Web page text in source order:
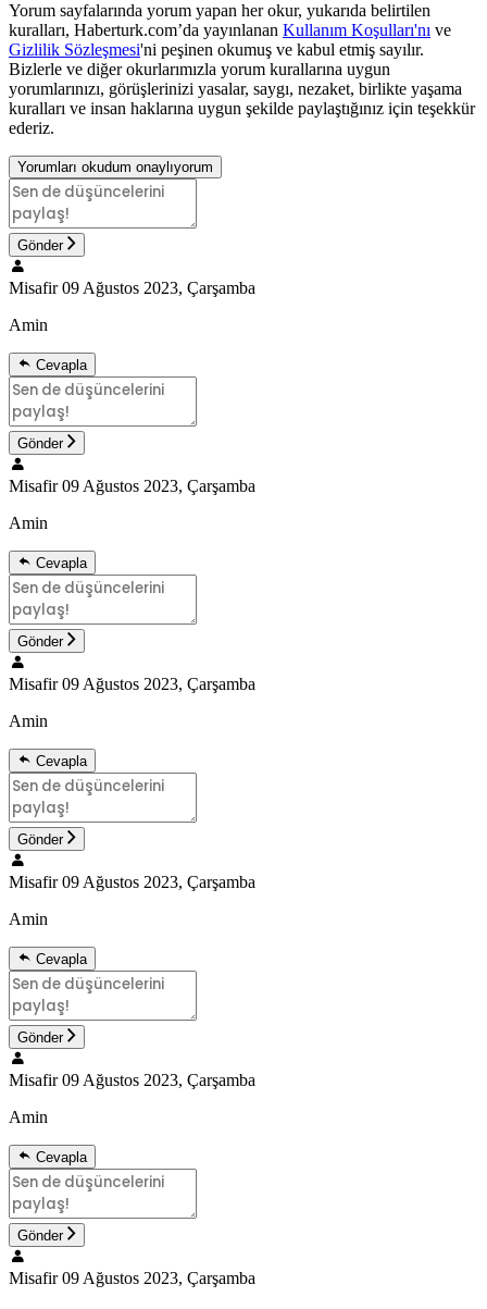
Yorum sayfalarında yorum yapan her okur, yukarıda belirtilen
kuralları, Haberturk.com’da yayınlanan Kullanım Koşulları'nı ve
Gizlilik Sözleşmesi'ni peşinen okumuş ve kabul etmiş sayılır.
Bizlerle ve diğer okurlarımızla yorum kurallarına uygun
yorumlarınızı, görüşlerinizi yasalar, saygı, nezaket, birlikte yaşama
kuralları ve insan haklarına uygun şekilde paylaştığınız için teşekkür
ederiz.
Yorumları okudum onaylıyorum
Gönder
Misafir 09 Ağustos 2023, Çarşamba
Amin
Cevapla
Gönder
Misafir 09 Ağustos 2023, Çarşamba
Amin
Cevapla
Gönder
Misafir 09 Ağustos 2023, Çarşamba
Amin
Cevapla
Gönder
Misafir 09 Ağustos 2023, Çarşamba
Amin
Cevapla
Gönder
Misafir 09 Ağustos 2023, Çarşamba
Amin
Cevapla
Gönder
Misafir 09 Ağustos 2023, Çarşamba